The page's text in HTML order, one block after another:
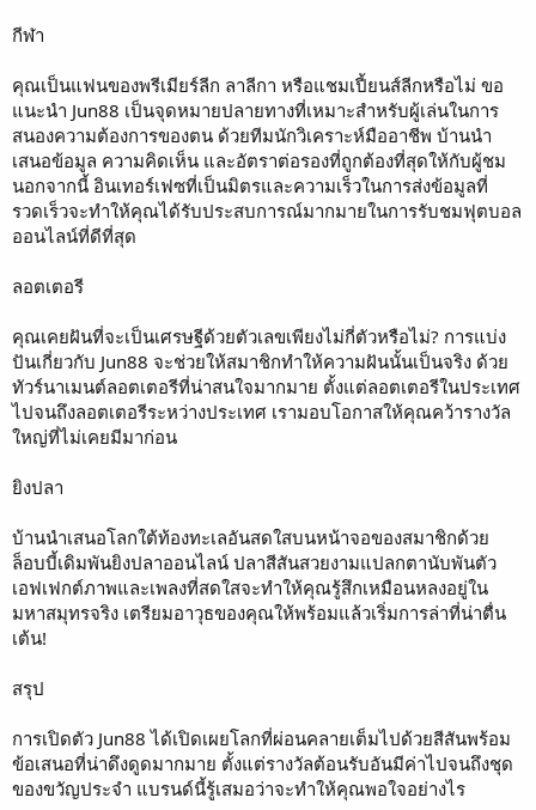
กีฬา
คุณเป็นแฟนของพรีเมียร์ลีก ลาลีกา หรือแชมเปี้ยนส์ลีกหรือไม่ ขอ
แนะนำ Jun88 เป็นจุดหมายปลายทางที่เหมาะสำหรับผู้เล่นในการ
สนองความต้องการของตน ด้วยทีมนักวิเคราะห์มืออาชีพ บ้านนำ
เสนอข้อมูล ความคิดเห็น และอัตราต่อรองที่ถูกต้องที่สุดให้กับผู้ชม
นอกจากนี้ อินเทอร์เฟซที่เป็นมิตรและความเร็วในการส่งข้อมูลที่
รวดเร็วจะทำให้คุณได้รับประสบการณ์มากมายในการรับชมฟุตบอล
ออนไลน์ที่ดีที่สุด
ลอตเตอรี
คุณเคยฝันที่จะเป็นเศรษฐีด้วยตัวเลขเพียงไม่กี่ตัวหรือไม่? การแบ่ง
ปันเกี่ยวกับ Jun88 จะช่วยให้สมาชิกทำให้ความฝันนั้นเป็นจริง ด้วย
ทัวร์นาเมนต์ลอตเตอรีที่น่าสนใจมากมาย ตั้งแต่ลอตเตอรีในประเทศ
ไปจนถึงลอตเตอรีระหว่างประเทศ เรามอบโอกาสให้คุณคว้ารางวัล
ใหญ่ที่ไม่เคยมีมาก่อน
ยิงปลา
บ้านนำเสนอโลกใต้ท้องทะเลอันสดใสบนหน้าจอของสมาชิกด้วย
ล็อบบี้เดิมพันยิงปลาออนไลน์ ปลาสีสันสวยงามแปลกตานับพันตัว
เอฟเฟกต์ภาพและเพลงที่สดใสจะทำให้คุณรู้สึกเหมือนหลงอยู่ใน
มหาสมุทรจริง เตรียมอาวุธของคุณให้พร้อมแล้วเริ่มการล่าที่น่าตื่น
เต้น!
สรุป
การเปิดตัว Jun88 ได้เปิดเผยโลกที่ผ่อนคลายเต็มไปด้วยสีสันพร้อม
ข้อเสนอที่น่าดึงดูดมากมาย ตั้งแต่รางวัลต้อนรับอันมีค่าไปจนถึงชุด
ของขวัญประจำ แบรนด์นี้รู้เสมอว่าจะทำให้คุณพอใจอย่างไร